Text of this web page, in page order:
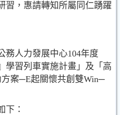
習，惠請轉知所屬同仁踴躍
務人力發展中心104年度
學習列車實施計畫」及「高
案─E起關懷共創雙Win─
下：